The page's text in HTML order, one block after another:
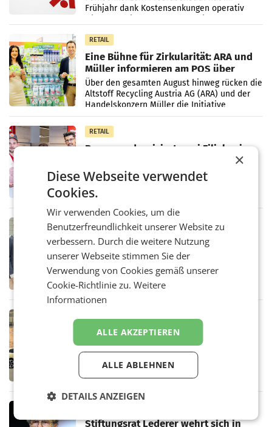
Frühjahr dank Kostensenkungen operativ
RETAIL
Eine Bühne für Zirkularität: ARA und
Müller informieren am POS über
Kreislauffähigkeit
Über den gesamten August hinweg rücken die
Altstoff Recycling Austria AG (ARA) und der
Handelskonzern Müller die Initiative
„Kreislauf-Helden“ in allen österreichischen
Müller-Filialen
RETAIL
Penny modernisiert zwei Filialen in
WIENER NEUDORF. – Im Rahmen einer
laufenden Modernisierungsoffensive
erneuert Penny zwei Filialen in Nieder- und
in Haag sowie im rund
Alles bereit für den Wechsel: Jürgen
Albrecht setzt ab 1.1.2027 auf Adeg
WIENER NEUDORF. – Die geplante
Zusammenarbeit zwischen Adeg und dem
Vorarlberger Kaufmann Jürgen Albrecht ist
Bundeswettbewerbsbehörde und der
Rekordergebnis im Juli: Leapmotor
verdoppelt Auslieferungen und
überschreitet die 100.000er-Marke
– Im Juli 2026 erreichte Leapmotor einen
wichtigen Meilenstein und lieferte weltweit
101.267 Fahrzeuge aus, womit sich das
Ergebnis gegenüber Juli 2025 mehr als
verdoppelte (+102
Stiftungsrat Lederer wehrt sich in
×
Diese Webseite verwendet
Cookies.
Wir verwenden Cookies, um die
Benutzerfreundlichkeit unserer Website zu
verbessern. Durch die weitere Nutzung
unserer Webseite stimmen Sie der
Verwendung von Cookies gemäß unserer
Cookie-Richtlinie zu.Weitere
Informationen
ALLE AKZEPTIEREN
ALLE ABLEHNEN
DETAILS ANZEIGEN